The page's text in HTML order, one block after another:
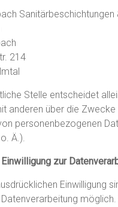
Sanitärbeschichtungen
214
Stelle entscheidet
anderen über die Zwecke
personenbezogenen
Ä.).
zur
Einwilligung
möglich.